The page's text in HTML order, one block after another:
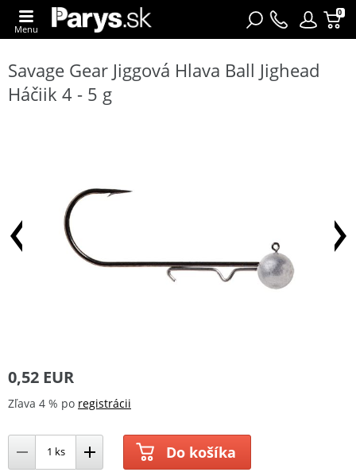
0
Menu
Savage Gear Jiggová Hlava Ball Jighead
Háčiik 4 - 5 g
0,52 EUR
Zľava 4 % po registrácii
Do košíka